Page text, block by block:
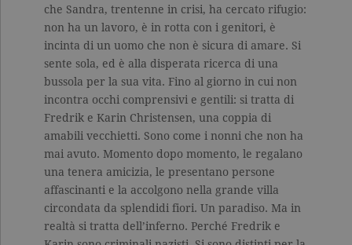
che Sandra, trentenne in crisi, ha cercato rifugio:
non ha un lavoro, è in rotta con i genitori, è
incinta di un uomo che non è sicura di amare. Si
sente sola, ed è alla disperata ricerca di una
bussola per la sua vita. Fino al giorno in cui non
incontra occhi comprensivi e gentili: si tratta di
Fredrik e Karin Christensen, una coppia di
amabili vecchietti. Sono come i nonni che non ha
mai avuto. Momento dopo momento, le regalano
una tenera amicizia, le presentano persone
affascinanti e la accolgono nella grande villa
circondata da splendidi fiori. Un paradiso. Ma in
realtà si tratta dell’inferno. Perché Fredrik e